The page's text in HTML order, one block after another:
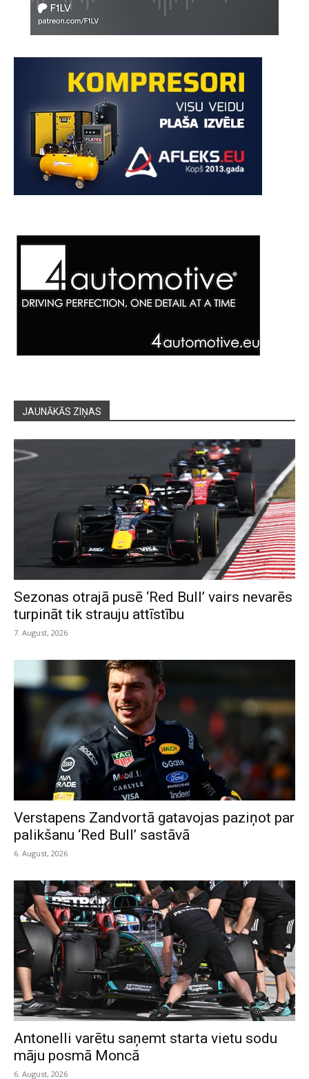
JAUNĀKĀS ZIŅAS
Sezonas otrajā pusē ‘Red Bull’ vairs nevarēs
turpināt tik strauju attīstību
7. August, 2026
Verstapens Zandvortā gatavojas paziņot par
palikšanu ‘Red Bull’ sastāvā
6. August, 2026
Antonelli varētu saņemt starta vietu sodu
māju posmā Moncā
6. August, 2026